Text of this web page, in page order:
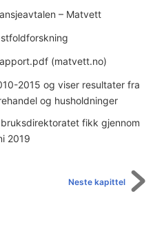
– Matvett
(matvett.no)
2015 og viser resultater fra
og husholdninger
fikk gjennom
2019
Neste kapittel